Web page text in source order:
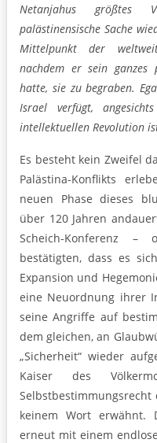
Netanjahus größtes
palästinensische Sache
Mittelpunkt der
nachdem er sein ganzes
hatte, sie zu begraben.
Israel verfügt,
intellektuellen Revolution
Es besteht kein Zweifel
Palästina-Konflikts
neuen Phase dieses
über 120 Jahren
Scheich-Konferenz
bestätigten, dass es
Expansion und
eine Neuordnung ihrer
seine Angriffe auf
dem gleichen, an
„Sicherheit“ wieder
Kaiser des
Selbstbestimmungsrecht
keinem Wort erwähnt.
erneut mit einem